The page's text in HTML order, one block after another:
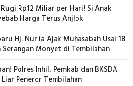
Rp12 Miliar per Hari! Si Anak
Harga Terus Anjlok
Hj. Nurlia Ajak Muhasabah Usai 18
Warga Jadi Korban Serangan Monyet di Tembilahan
Polres Inhil, Pemkab dan BKSDA
Peneror Tembilahan